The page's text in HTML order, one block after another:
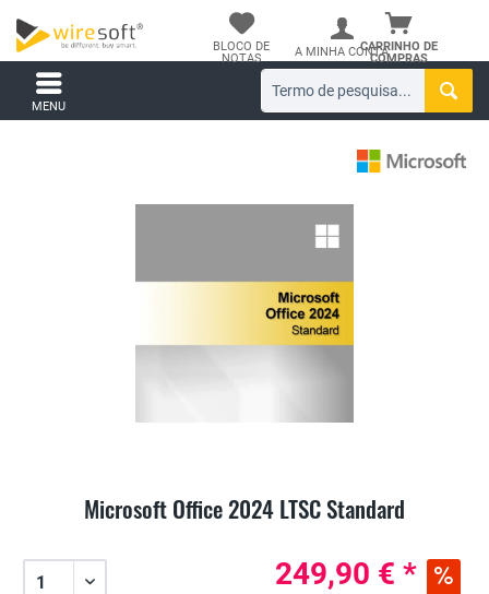
CARRINHO DE
COMPRAS
BLOCO DE
NOTAS
A MINHA CONTA
MENU
Microsoft Office 2024 LTSC Standard
249,90 € *